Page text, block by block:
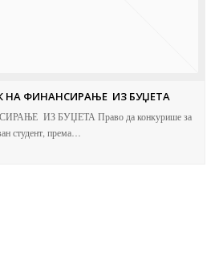
НА ФИНАНСИРАЊЕ ИЗ БУЏЕТА
ИЗ БУЏЕТА Право да конкурише за
студент, према…